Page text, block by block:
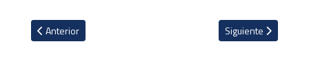
Artículo anterior: Brandon Aguilera: ''Si queremos clasificar
Anterior Artículo siguiente:
Siguiente